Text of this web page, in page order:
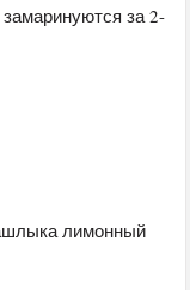
за 2-
лимонный